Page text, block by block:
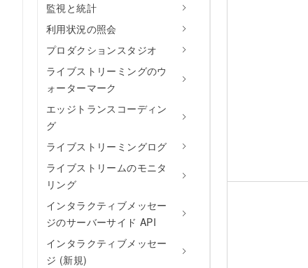
監視と統計
利用状況の照会
プロダクションスタジオ
ライブストリーミングのウ
ォーターマーク
エッジトランスコーディン
グ
ライブストリーミングログ
ライブストリームのモニタ
リング
インタラクティブメッセー
ジのサーバーサイド API
インタラクティブメッセー
ジ (新規)